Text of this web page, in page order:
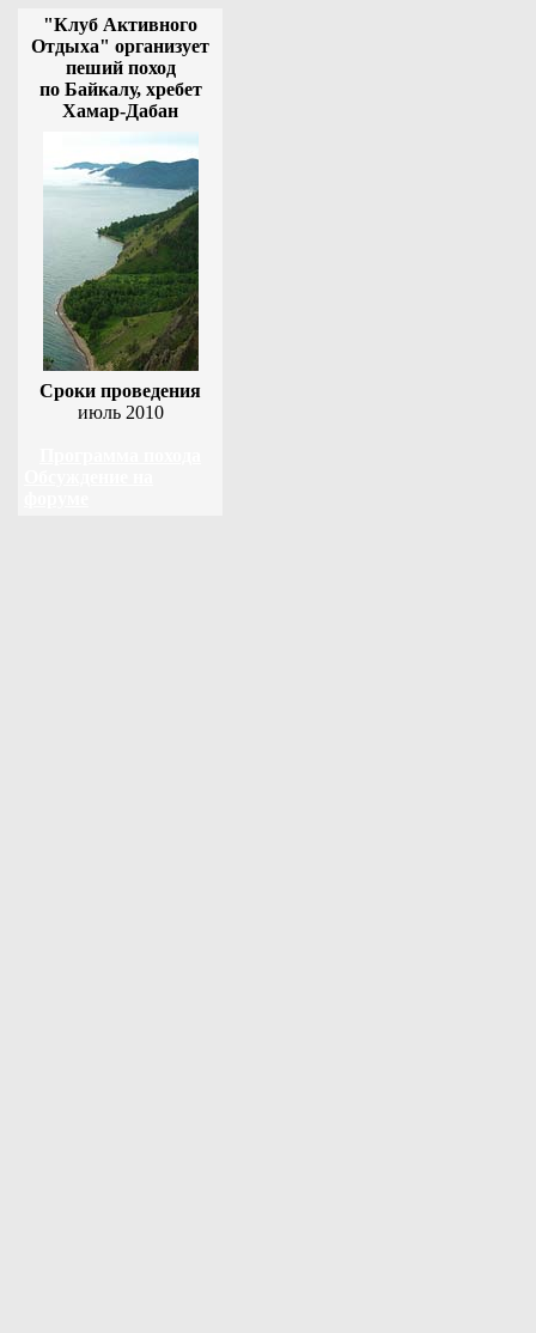
"Клуб Активного
Отдыха" организует
пеший поход
по Байкалу, хребет
Хамар-Дабан
Сроки проведения
июль 2010